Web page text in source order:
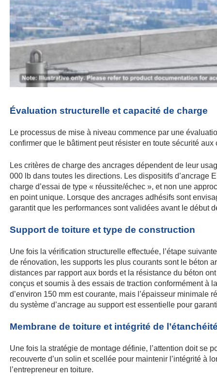
Évaluation structurelle et capacité de charge
Le processus de mise à niveau commence par une
confirmer que le bâtiment peut résister en toute sécurité
Les critères de charge des ancrages dépendent de leur
000 lb dans toutes les directions. Les dispositifs
charge d’essai de type « réussite/échec », et non une
en point unique. Lorsque des ancrages adhésifs sont
garantit que les performances sont validées avant le début
Support de toiture et type de construction
Une fois la vérification structurelle effectuée, l’étape
de rénovation, les supports les plus courants sont le béton
distances par rapport aux bords et la résistance du béton
conçus et soumis à des essais de traction conformément à
d’environ 150 mm est courante, mais l’épaisseur minimale
du système d’ancrage au support est essentielle pour
Membrane de toiture et intégrité de
Une fois la stratégie de montage définie, l’attention doit se
recouverte d’un solin et scellée pour maintenir l’intégrité à
l’entrepreneur en toiture.